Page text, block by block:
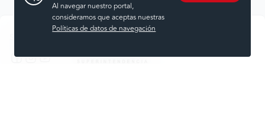
Al navegar nuestro portal,
consideramos que aceptas nuestras
Políticas de datos de navegación